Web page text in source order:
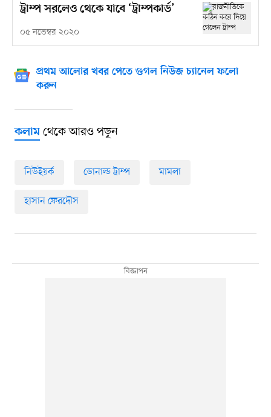
ট্রাম্প সরলেও থেকে যাবে ‘ট্রাম্পকার্ড’
০৫ নভেম্বর ২০২০
প্রথম আলোর খবর পেতে গুগল নিউজ চ্যানেল ফলো
করুন
কলামথেকে আরও পড়ুন
নিউইয়র্ক ডোনাল্ড ট্রাম্প মামলা
হাসান ফেরদৌস